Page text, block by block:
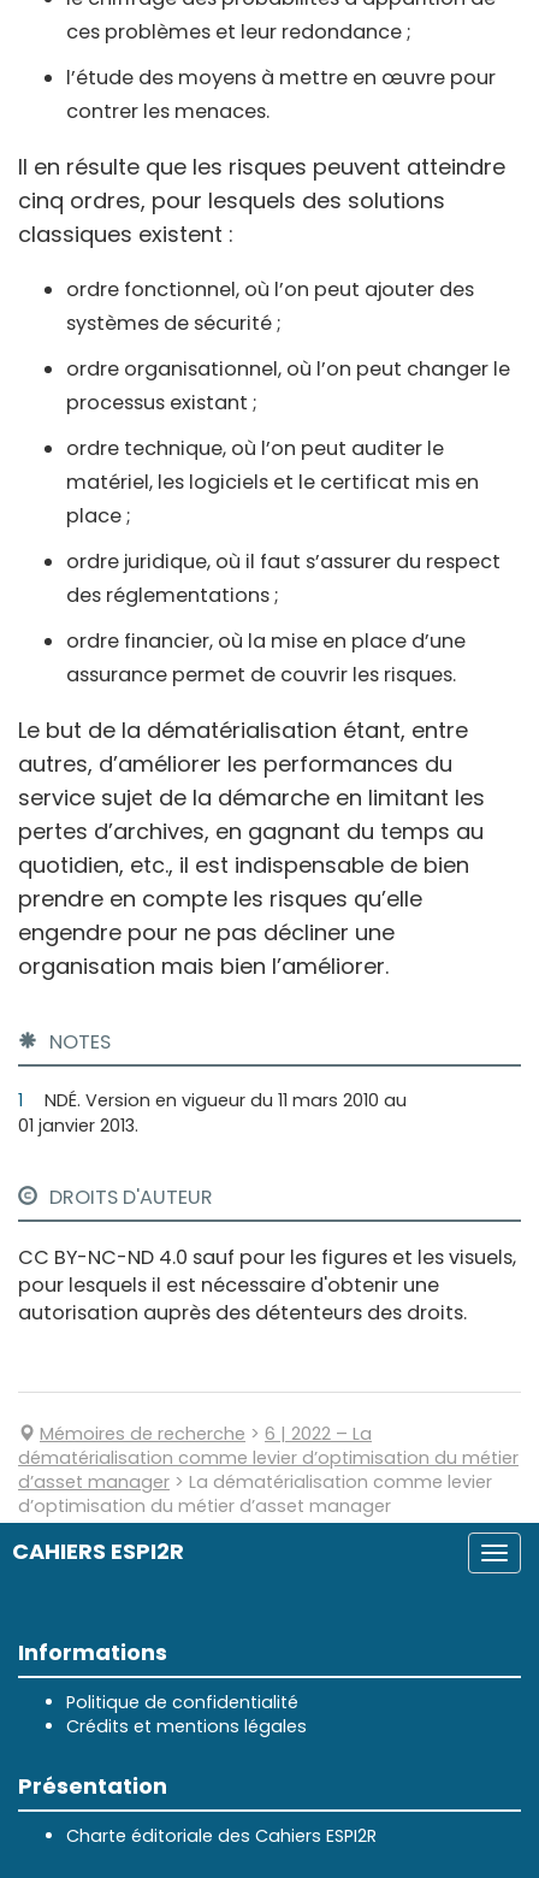
CAHIERS ESPI2R
ces problèmes et leur redondance ;
l’étude des moyens à mettre en œuvre pour
contrer les menaces.
Il en résulte que les risques peuvent atteindre
cinq ordres, pour lesquels des solutions
classiques existent :
ordre fonctionnel, où l’on peut ajouter des
systèmes de sécurité ;
ordre organisationnel, où l’on peut changer le
processus existant ;
ordre technique, où l’on peut auditer le
matériel, les logiciels et le certificat mis en
place ;
ordre juridique, où il faut s’assurer du respect
des réglementations ;
ordre financier, où la mise en place d’une
assurance permet de couvrir les risques.
Le but de la dématérialisation étant, entre
autres, d’améliorer les performances du
service sujet de la démarche en limitant les
pertes d’archives, en gagnant du temps au
quotidien, etc., il est indispensable de bien
prendre en compte les risques qu’elle
engendre pour ne pas décliner une
organisation mais bien l’améliorer.
NOTES
1
NDÉ. Version en vigueur du 11 mars 2010 au
01 janvier 2013.
DROITS D'AUTEUR
CC BY-NC-ND 4.0 sauf pour les figures et les visuels,
pour lesquels il est nécessaire d'obtenir une
autorisation auprès des détenteurs des droits.
Mémoires de recherche > 6 | 2022 – La
dématérialisation comme levier d’optimisation du métier
d’asset manager > La dématérialisation comme levier
d’optimisation du métier d’asset manager
Informations
Politique de confidentialité
Crédits et mentions légales
Présentation
Charte éditoriale des Cahiers ESPI2R